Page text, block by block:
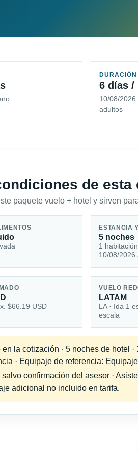
DURACIÓN
6 días /
10/08/2026
adultos
de esta
paquete vuelo + hotel y sirven
ESTANCIA
5 noches
1
10/08/2026
$66.19 USD
VUELO
LATAM
LA · Ida 1
escala
la cotización · 5 noches de hotel
· Equipaje de referencia:
confirmación del asesor ·
adicional no incluido en tarifa.